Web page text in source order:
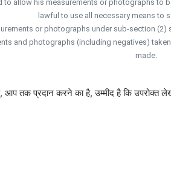
to allow his measurements or photographs
lawful to use all necessary means to
or photographs under sub-section
and photographs (including negatives)
made.
आप तक प्रदान करने का है, उम्मीद है कि